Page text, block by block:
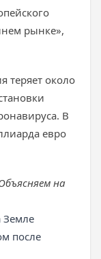
рынке»,
теряет около
В
евро
на
Земле
после